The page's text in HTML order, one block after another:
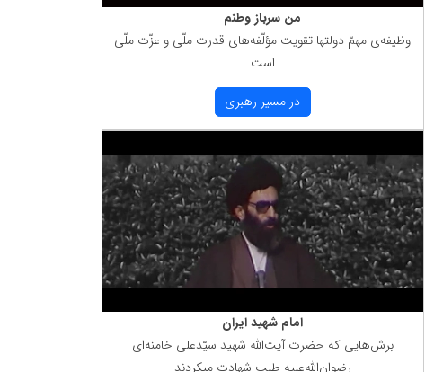
من سرباز وطنم
وظیفه‌ی مهمّ دولتها تقویت مؤلّفه‌های قدرت ملّی و عزّت ملّی
است
در مسیر رهبری
امام شهید ایران
برش‌هایی كه حضرت آیت‌الله شهید سیّدعلی خامنه‌ای
رضوان‌الله‌علیه طلب شهادت میكردند